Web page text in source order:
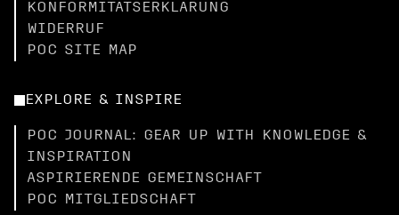
KONFORMITÄTSERKLÄRUNG
WIDERRUF
POC SITE MAP
EXPLORE & INSPIRE
POC JOURNAL: GEAR UP WITH KNOWLEDGE &
INSPIRATION
ASPIRIERENDE GEMEINSCHAFT
POC MITGLIEDSCHAFT